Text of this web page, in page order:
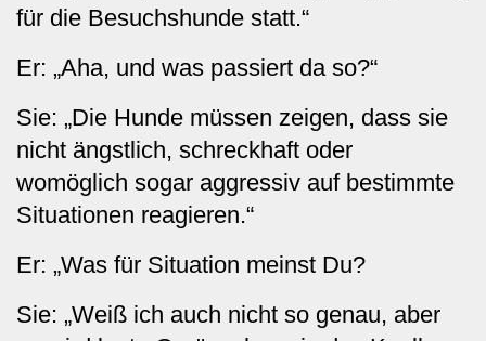
für die Besuchshunde statt.“
Er: „Aha, und was passiert da so?“
Sie: „Die Hunde müssen zeigen, dass sie
nicht ängstlich, schreckhaft oder
womöglich sogar aggressiv auf bestimmte
Situationen reagieren.“
Er: „Was für Situation meinst Du?
Sie: „Weiß ich auch nicht so genau, aber